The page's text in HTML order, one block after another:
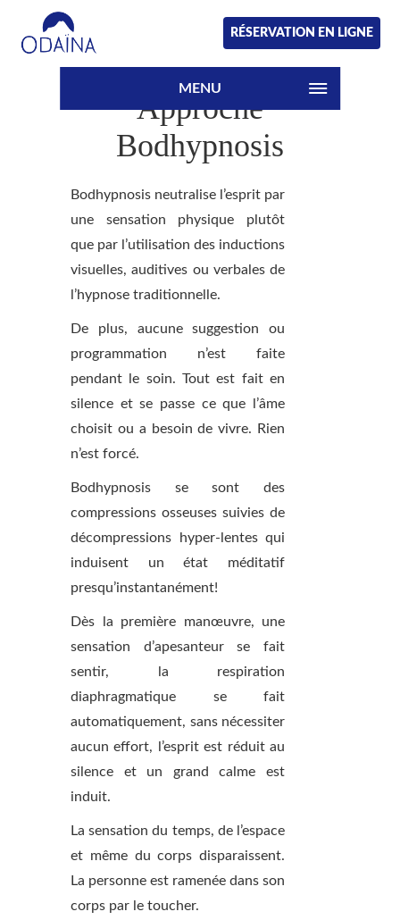
MENU
RÉSERVATION EN LIGNE
Approche
Bodhypnosis
Bodhypnosis neutralise l’esprit par
une sensation physique plutôt
que par l’utilisation des inductions
visuelles, auditives ou verbales de
l’hypnose traditionnelle.
De plus, aucune suggestion ou
programmation n’est faite
pendant le soin. Tout est fait en
silence et se passe ce que l’âme
choisit ou a besoin de vivre. Rien
n’est forcé.
Bodhypnosis se sont des
compressions osseuses suivies de
décompressions hyper-lentes qui
induisent un état méditatif
presqu’instantanément!
Dès la première manœuvre, une
sensation d’apesanteur se fait
sentir, la respiration
diaphragmatique se fait
automatiquement, sans nécessiter
aucun effort, l’esprit est réduit au
silence et un grand calme est
induit.
La sensation du temps, de l’espace
et même du corps disparaissent.
La personne est ramenée dans son
corps par le toucher.